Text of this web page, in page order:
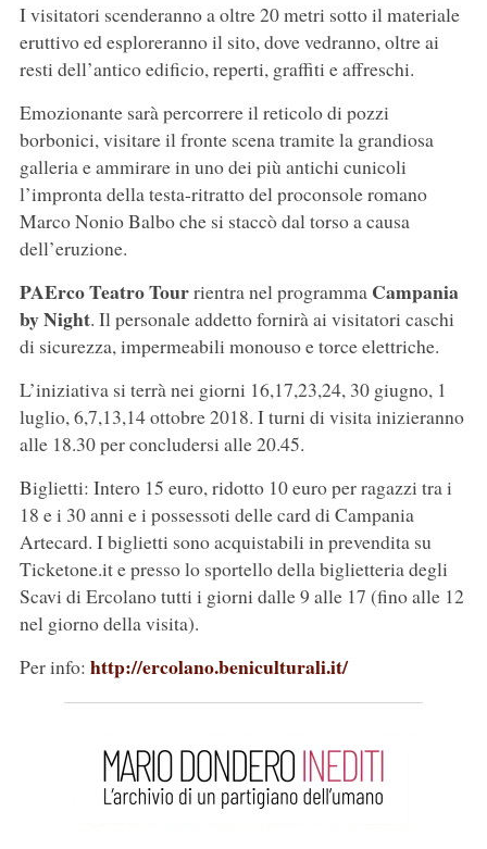
I visitatori scenderanno a oltre 20 metri sotto il materiale
eruttivo ed esploreranno il sito, dove vedranno, oltre ai
resti dell’antico edificio, reperti, graffiti e affreschi.
Emozionante sarà percorrere il reticolo di pozzi
borbonici, visitare il fronte scena tramite la grandiosa
galleria e ammirare in uno dei più antichi cunicoli
l’impronta della testa-ritratto del proconsole romano
Marco Nonio Balbo che si staccò dal torso a causa
dell’eruzione.
PAErco Teatro Tourrientra nel programma Campania
by Night. Il personale addetto fornirà ai visitatori caschi
di sicurezza, impermeabili monouso e torce elettriche.
L’iniziativa si terrà nei giorni 16,17,23,24, 30 giugno, 1
luglio, 6,7,13,14 ottobre 2018. I turni di visita inizieranno
alle 18.30 per concludersi alle 20.45.
Biglietti: Intero 15 euro, ridotto 10 euro per ragazzi tra i
18 e i 30 anni e i possessoti delle card di Campania
Artecard. I biglietti sono acquistabili in prevendita su
Ticketone.it e presso lo sportello della biglietteria degli
Scavi di Ercolano tutti i giorni dalle 9 alle 17 (fino alle 12
nel giorno della visita).
Per info: http://ercolano.beniculturali.it/